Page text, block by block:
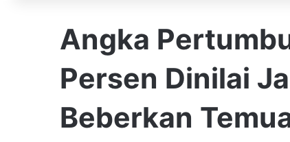
Angka
Persen Dinilai
Beberkan